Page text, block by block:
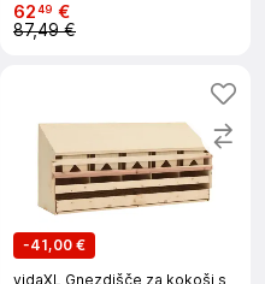
6249 €
87,49 €
-41,00 €
vidaXL Gnezdišče za kokoši s